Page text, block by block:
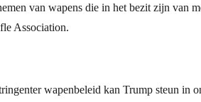
van wapens die in het bezit zijn van
Association.
wapenbeleid kan Trump steun